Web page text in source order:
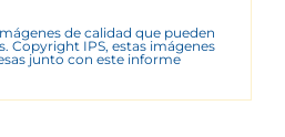
de calidad que pueden
Copyright IPS, estas imágenes
junto con este informe